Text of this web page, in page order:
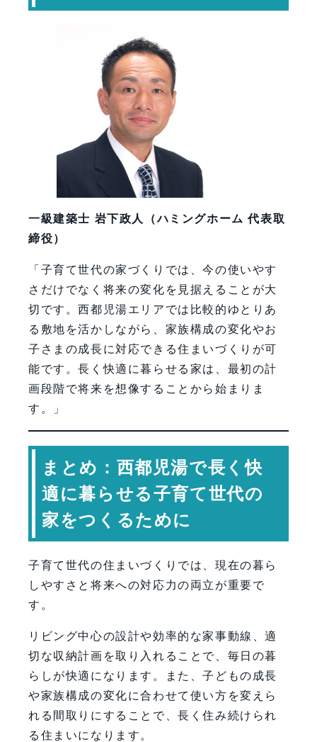
一級建築士 岩下政人（ハミングホーム 代表取
締役）
「子育て世代の家づくりでは、今の使いやす
さだけでなく将来の変化を見据えることが大
切です。西都児湯エリアでは比較的ゆとりあ
る敷地を活かしながら、家族構成の変化やお
子さまの成長に対応できる住まいづくりが可
能です。長く快適に暮らせる家は、最初の計
画段階で将来を想像することから始まりま
す。」
まとめ：西都児湯で長く快
適に暮らせる子育て世代の
家をつくるために
子育て世代の住まいづくりでは、現在の暮ら
しやすさと将来への対応力の両立が重要で
す。
リビング中心の設計や効率的な家事動線、適
切な収納計画を取り入れることで、毎日の暮
らしが快適になります。また、子どもの成長
や家族構成の変化に合わせて使い方を変えら
れる間取りにすることで、長く住み続けられ
る住まいになります。